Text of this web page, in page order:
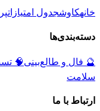
خانهکاوشجدول امتیازات
دسته‌بندی‌ها
🔮 فال و طالع‌بینی🧠
سلامت
ارتباط با ما